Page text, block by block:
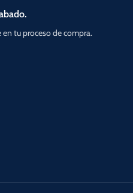
tu proceso de compra.